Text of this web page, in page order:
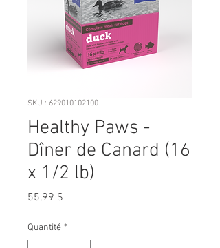
SKU : 629010102100
Healthy Paws -
Dîner de Canard (16
x 1/2 lb)
55,99 $
Quantité *